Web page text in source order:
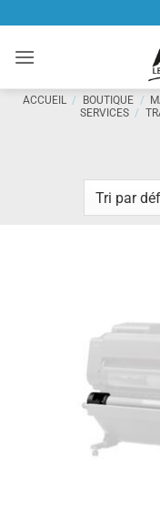
contenu
ACCUEIL / BOUTIQUE /
SERVICES /